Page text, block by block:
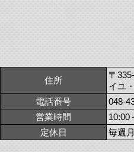
住所
〒
イユ
電話番号
048-
営業時間
10:00
定休日
毎週